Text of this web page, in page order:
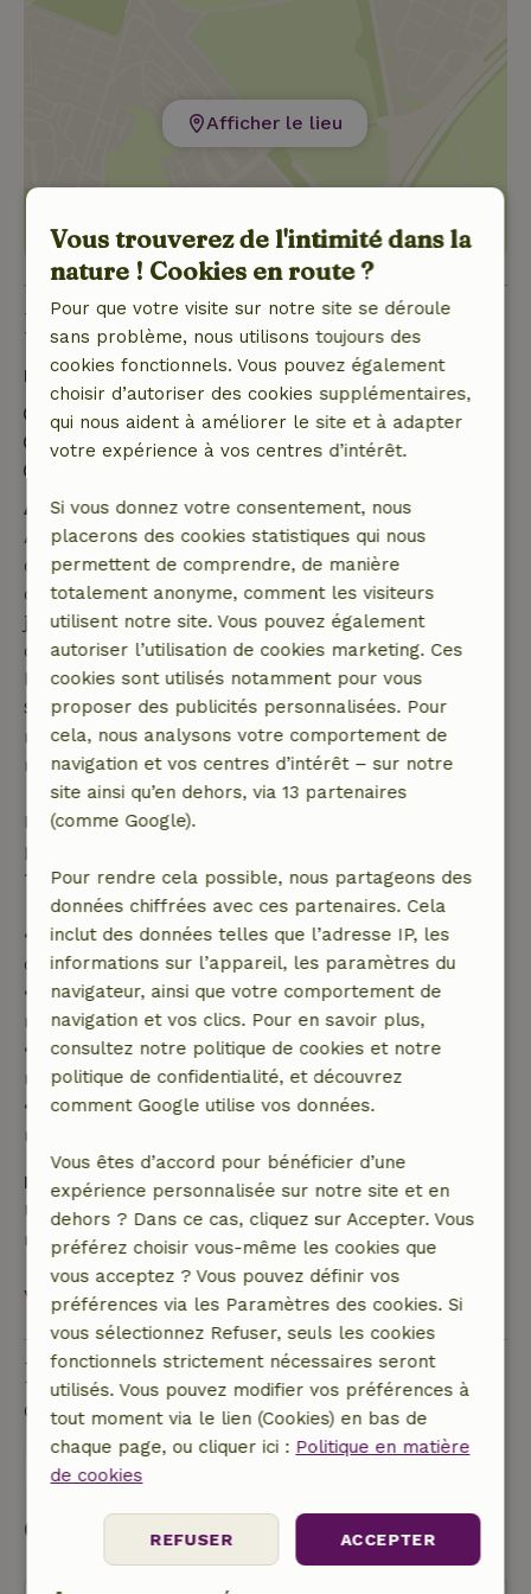
Afficher le lieu
Bon à savoir
Détails du séjour
Arrivée: 16:00- 19:00
Départ: 07:00- 11:00
Annulation gratuite dans les 7 jours
Annulation gratuite dans les 7 jours suivant la
confirmation de ta réservation, à condition que la
demande de réservation ait été effectuée plus de 28
jours avant la date de début. Pour les réservations
dont la date de début est dans les 28 jours,
l'annulation gratuite s'applique dans les 24 heures.
Si tu annules dans le délai indiqué, tu as droit à un
remboursement intégral du montant de la
réservation.
Passé ce délai, tu recevras un remboursement
partiel du coût du séjour et un remboursement à
100 % de l'acompte :
• Jusqu'à 42 jours avant l'arrivée : remboursement
de 70 %
• Entre 42 et 28 jours avant l'arrivée :
remboursement de 40 %
• De 28 jours avant l'arrivée jusqu'au jour même :
remboursement de 10 %
• Le jour de l'arrivée ou après : aucun
remboursement
Dépôt de sécurité
Une caution de 300,00 € s'applique. Tu seras
remboursé après le départ.
Voir tout
Poser une question
Contacte le propriétaire de la Maison nature.
Envoyer un message
Commencer ma réservation
Vous trouverez de l'intimité dans la
nature ! Cookies en route ?
Pour que votre visite sur notre site se déroule
sans problème, nous utilisons toujours des
cookies fonctionnels. Vous pouvez également
choisir d’autoriser des cookies supplémentaires,
qui nous aident à améliorer le site et à adapter
votre expérience à vos centres d’intérêt.
Si vous donnez votre consentement, nous
placerons des cookies statistiques qui nous
permettent de comprendre, de manière
totalement anonyme, comment les visiteurs
utilisent notre site. Vous pouvez également
autoriser l’utilisation de cookies marketing. Ces
cookies sont utilisés notamment pour vous
proposer des publicités personnalisées. Pour
cela, nous analysons votre comportement de
navigation et vos centres d’intérêt – sur notre
site ainsi qu’en dehors, via 13 partenaires
(comme Google).
Pour rendre cela possible, nous partageons des
données chiffrées avec ces partenaires. Cela
inclut des données telles que l’adresse IP, les
informations sur l’appareil, les paramètres du
navigateur, ainsi que votre comportement de
navigation et vos clics. Pour en savoir plus,
consultez notre politique de cookies et notre
politique de confidentialité, et découvrez
comment Google utilise vos données.
Vous êtes d’accord pour bénéficier d’une
expérience personnalisée sur notre site et en
dehors ? Dans ce cas, cliquez sur Accepter. Vous
préférez choisir vous-même les cookies que
vous acceptez ? Vous pouvez définir vos
préférences via les Paramètres des cookies. Si
vous sélectionnez Refuser, seuls les cookies
fonctionnels strictement nécessaires seront
utilisés. Vous pouvez modifier vos préférences à
tout moment via le lien (Cookies) en bas de
chaque page, ou cliquer ici : Politique en matière
de cookies
ACCEPTER
REFUSER